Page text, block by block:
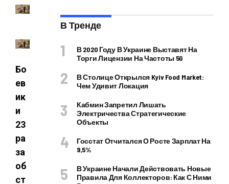
Бо
ев
ик
и
23
ра
за
об
ст
В Тренде
В 2020 Году В Украине Выставят На
Торги Лицензии На Частоты 5G
В Столице Открылся Kyiv Food Market:
Чем Удивит Локация
Кабмин Запретил Лишать
Электричества Стратегические
Объекты
Госстат Отчитался О Росте Зарплат На
9,5%
В Украине Начали Действовать Новые
Правила Для Коллекторов: Как С Ними